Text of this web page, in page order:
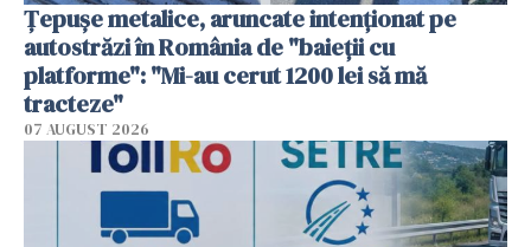
Țepușe metalice, aruncate intenționat pe
autostrăzi în România de "baieții cu
platforme": "Mi-au cerut 1200 lei să mă
tracteze"
07 AUGUST 2026